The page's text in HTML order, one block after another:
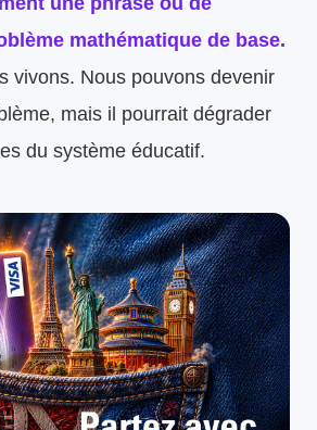
mathématique de base.
vivons. Nous pouvons devenir
mais il pourrait dégrader
du système éducatif.